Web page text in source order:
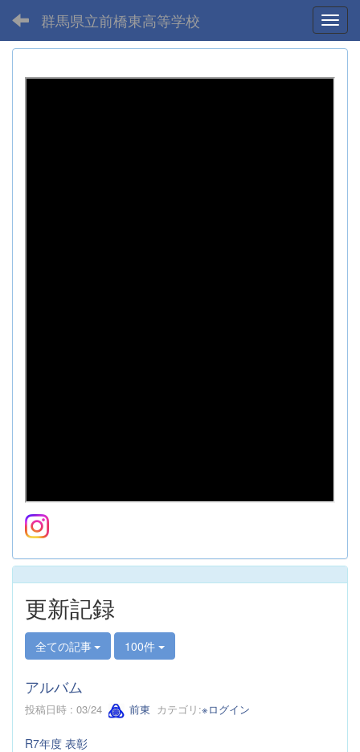
群馬県立前橋東高等学校
更新記録
全ての記事 100件
アルバム
投稿日時 : 03/24 前東 カテゴリ:※ログイン
R7年度 表彰